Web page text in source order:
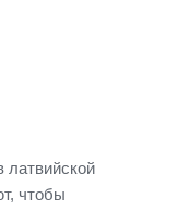
латвийской
чтобы